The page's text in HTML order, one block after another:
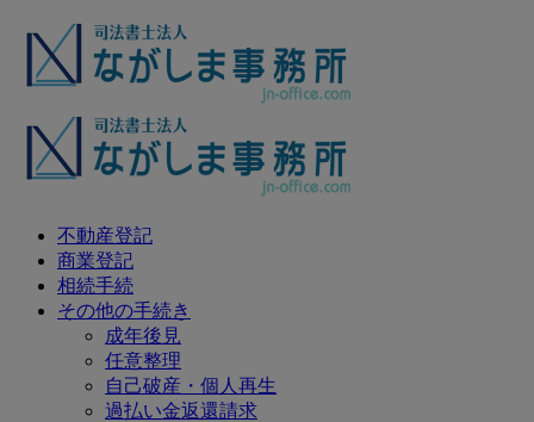
不動産登記
商業登記
相続手続
その他の手続き
成年後見
任意整理
自己破産・個人再生
過払い金返還請求